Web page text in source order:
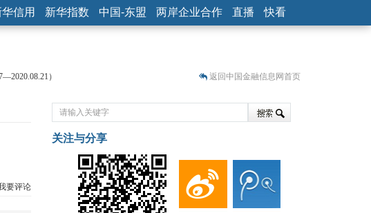
华信用 新华指数 中国-东盟 两岸企业合作 直播 快看
）
）
返回中国金融信息网首页
要评论
关注与分享